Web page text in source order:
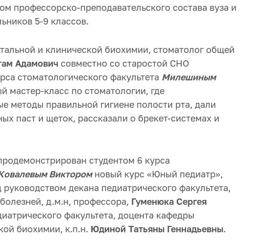
профессорско-преподавательского состава вуза и
5-9 классов.
и клинической биохимии, стоматолог общей
Адамович совместно со старостой СНО
стоматологического факультета Милешиным
мастер-класс по стоматологии, где
методы правильной гигиене полости рта, дали
паст и щеток, рассказали о брекет-системах и
студентом 6 курса
Викторомновый курс «Юный педиатр»,
декана педиатрического факультета,
д.м.н, профессора, Гуменюка Сергея
факультета, доцента кафедры
биохимии, к.п.н. Юдиной Татьяны Геннадьевны.